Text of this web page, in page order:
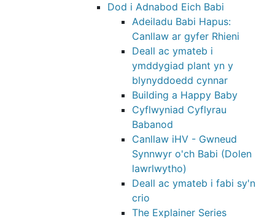
Dod i Adnabod Eich Babi
Adeiladu Babi Hapus:
Canllaw ar gyfer Rhieni
Deall ac ymateb i
ymddygiad plant yn y
blynyddoedd cynnar
Building a Happy Baby
Cyflwyniad Cyflyrau
Babanod
Canllaw iHV - Gwneud
Synnwyr o'ch Babi (Dolen
lawrlwytho)
Deall ac ymateb i fabi sy'n
crio
The Explainer Series